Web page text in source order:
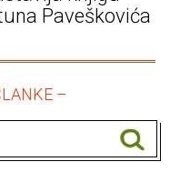
Paveškovića
–